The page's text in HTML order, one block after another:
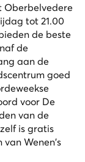
Oberbelvedere
tot 21.00
de beste
de
aan de
goed
voor De
van de
is gratis
van Wenen's